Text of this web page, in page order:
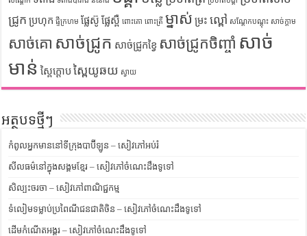
ជ្រូក ប្រហុក ផ្ទីក្រហម ផ្លែស៊ូ ផ្លែស្ពឺ ពោះគោ ពោះត្រី ម្នាស់ ម្រះ ល្ពៅ សណ្តែកបណ្តុះ សាច់ក្តាម
សាច់គោ សាច់ជ្រូក សាច់ជ្រូកខ្វៃ សាច់ជ្រូកចិញ្ចាំ សាច់
មាន់ ស្ពៃក្តោប ស្ពៃយូឆយ ស្វាយ
អត្ថបទថ្មីៗ
កំពូលអ្នកមាននៅទីក្រុងបាប៊ីឡូន – សៀវភៅអប់រំ
សីលធម៌នៅក្នុងសង្គមខ្មែរ – សៀវភៅចំណេះដឹងទូទៅ
សិល្បះចរចា – សៀវភៅពាណិជ្ជកម្ម
ទំលៀមទម្លាប់ប្រពៃណីជនជាតិចិន – សៀវភៅចំណេះដឹងទូទៅ
ដើមកំណើតអង្គរ – សៀវភៅចំណេះដឹងទូទៅ